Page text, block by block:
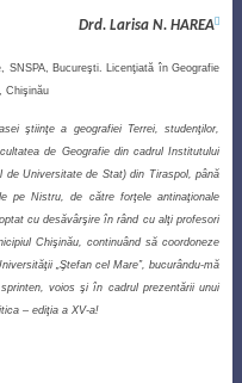
Drd. Larisa N. HAREA
SNSPA, Bucureşti. Licenţiată în Geografie
Chişinău
ştiinţe a geografiei Terrei, studenţilor,
de Geografie din cadrul Institutului
de Universitate de Stat) din Tiraspol, până
pe Nistru, de către forţele antinaţionale
cu desăvârşire în rând cu alţi profesori
Chişinău, continuând să coordoneze
„Ştefan cel Mare”, bucurându-mă
voios şi în cadrul prezentării unui
– ediţia a XV-a!